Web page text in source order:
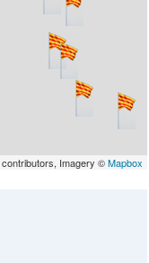
contributors, Imagery ©Mapbox